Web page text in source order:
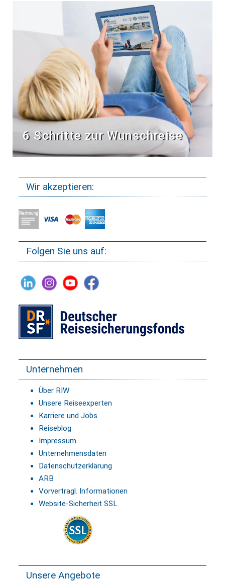
6 Schritte zur Wunschreise
Wir akzeptieren:
Folgen Sie uns auf:
Unternehmen
Über RIW
Unsere Reiseexperten
Karriere und Jobs
Reiseblog
Impressum
Unternehmensdaten
Datenschutzerklärung
ARB
Vorvertragl. Informationen
Website-Sicherheit SSL
Unsere Angebote